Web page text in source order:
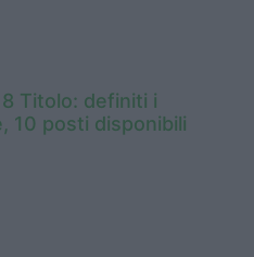
Titolo: definiti i
10 posti disponibili